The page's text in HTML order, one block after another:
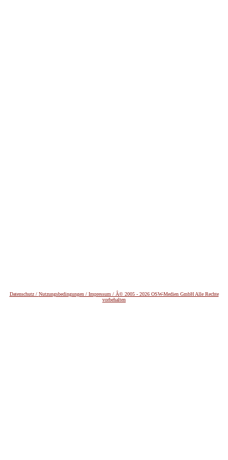
Datenschutz / Nutzungsbedingungen / Impressum / Â© 2005 - 2026 OSW-Medien GmbH Alle Rechte
vorbehalten